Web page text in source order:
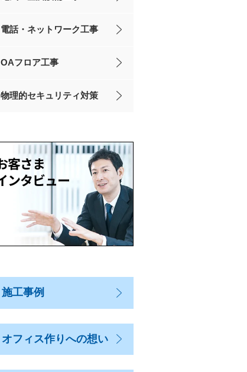
電話・ネットワーク工事
OAフロア工事
物理的セキュリティ対策
施工事例
オフィス作りへの想い